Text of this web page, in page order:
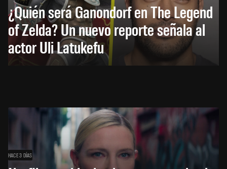
¿Quién será Ganondorf en The Legend
of Zelda? Un nuevo reporte señala al
actor Uli Latukefu
HACE 3 DÍAS